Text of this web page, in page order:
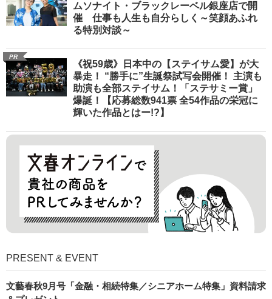
ムソナイト・ブラックレーベル銀座店で開
催 仕事も人生も自分らしく～笑顔あふれ
る特別対談～
PR
《祝59歳》日本中の【ステイサム愛】が大
暴走！ “勝手に”生誕祭試写会開催！ 主演も
助演も全部ステイサム！「ステサミー賞」
爆誕！【応募総数941票 全54作品の栄冠に
輝いた作品とはー!?】
PRESENT & EVENT
文藝春秋9月号「金融・相続特集／シニアホーム特集」資料請求